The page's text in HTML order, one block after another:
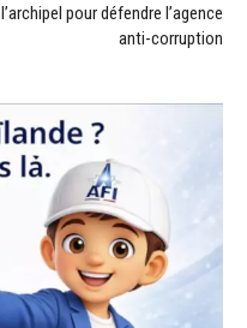
l’archipel pour défendre l’agence
anti-corruption